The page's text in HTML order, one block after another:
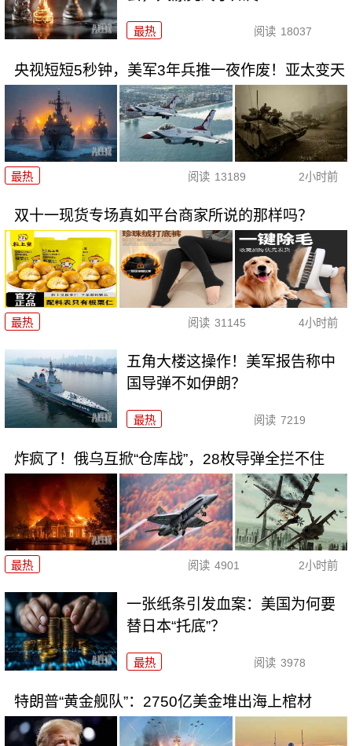
最热 阅读 18037
央视短短5秒钟，美军3年兵推一夜作废！亚太变天
最热 阅读 13189 2小时前
双十一现货专场真如平台商家所说的那样吗？
最热 阅读 31145 4小时前
五角大楼这操作！美军报告称中
国导弹不如伊朗？
最热 阅读 7219
炸疯了！俄乌互掀“仓库战”，28枚导弹全拦不住
最热 阅读 4901 2小时前
一张纸条引发血案：美国为何要
替日本“托底”？
最热 阅读 3978
特朗普“黄金舰队”：2750亿美金堆出海上棺材